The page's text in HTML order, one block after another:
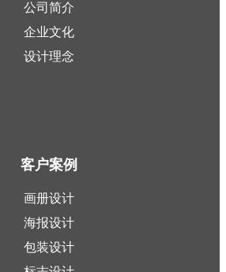
公司简介
企业文化
设计理念
客户案例
画册设计
海报设计
包装设计